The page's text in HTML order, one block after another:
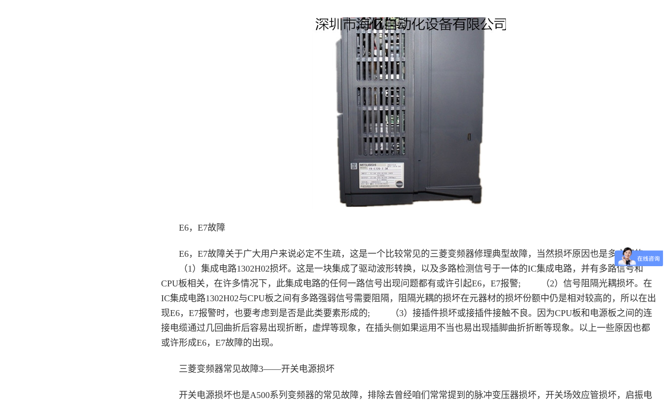
E6，E7故障
E6，E7故障关于广大用户来说必定不生疏，这是一个比较常见的三菱变频器修理典型故障，当然损坏原因也是多方面的。
（1）集成电路1302H02损坏。这是一块集成了驱动波形转换，以及多路检测信号于一体的IC集成电路，并有多路信号和
CPU板相关，在许多情况下，此集成电路的任何一路信号出现问题都有或许引起E6，E7报警; （2）信号阻隔光耦损坏。在
IC集成电路1302H02与CPU板之间有多路强弱信号需要阻隔，阻隔光耦的损坏在元器材的损坏份额中仍是相对较高的，所以在出
现E6，E7报警时，也要考虑到是否是此类要素形成的; （3）接插件损坏或接插件接触不良。因为CPU板和电源板之间的连
接电缆通过几回曲折后容易出现折断，虚焊等现象，在插头侧如果运用不当也易出现插脚曲折折断等现象。以上一些原因也都
或许形成E6，E7故障的出现。
三菱变频器常见故障3——开关电源损坏
开关电源损坏也是A500系列变频器的常见故障，排除去曾经咱们常常提到的脉冲变压器损坏，开关场效应管损坏，启振电